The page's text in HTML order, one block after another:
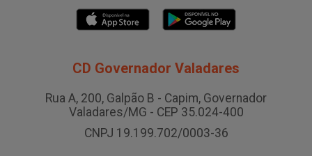
CD Governador Valadares
Rua A, 200, Galpão B - Capim, Governador
Valadares/MG - CEP 35.024-400
CNPJ 19.199.702/0003-36